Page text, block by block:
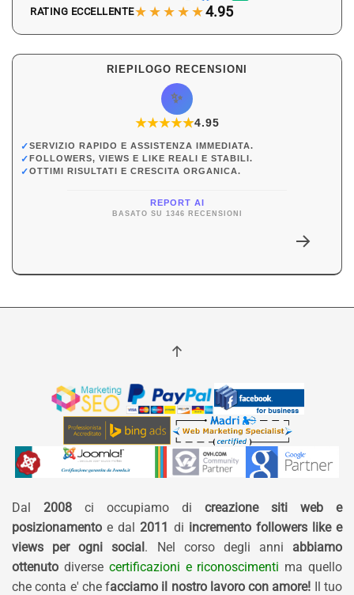
RATING ECCELLENTE★★★★★4.95
RIEPILOGO RECENSIONI
✨
★★★★★
★4.95
✓SERVIZIO RAPIDO E ASSISTENZA IMMEDIATA.
✓FOLLOWERS, VIEWS E LIKE REALI E STABILI.
✓OTTIMI RISULTATI E CRESCITA ORGANICA.
REPORT AI
BASATO SU 1346 RECENSIONI
Dal 2008 ci occupiamo di creazione siti web e
posizionamento e dal 2011 di incremento followers like e
views per ogni social. Nel corso degli anni abbiamo
ottenuto diverse certificazioni e riconoscimenti ma quello
che conta e' che facciamo il nostro lavoro con amore! Il tuo